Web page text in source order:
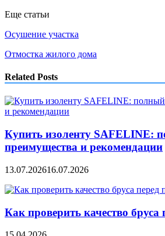
Еще статьи
Осушение участка
Отмостка жилого дома
Related Posts
Купить изоленту SAFELINE:
преимущества и рекомендации
13.07.202616.07.2026
Как проверить качество бруса